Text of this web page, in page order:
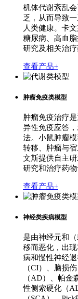
机体代谢紊乱
乏，从而导致
人类健康。卡
糖尿病、高血
研究及相关治疗
查看产品+
肿瘤免疫类模型
肿瘤免疫治疗
异性免疫应答
法。小鼠肿瘤
转移、肿瘤与
文斯提供自主
研究和治疗药物
查看产品+
神经类疾病模型
是由神经元和
移而恶化，出
病和慢性神经
（CI）、脑损
（AD）、帕金
性侧索硬化（